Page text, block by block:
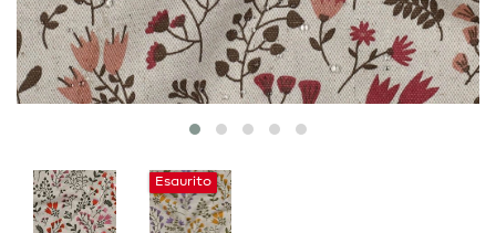
Esaurito